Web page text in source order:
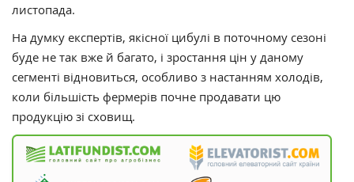
листопада.
На думку експертів, якісної цибулі в поточному сезоні
буде не так вже й багато, і зростання цін у даному
сегменті відновиться, особливо з настанням холодів,
коли більшість фермерів почне продавати цю
продукцію зі сховищ.